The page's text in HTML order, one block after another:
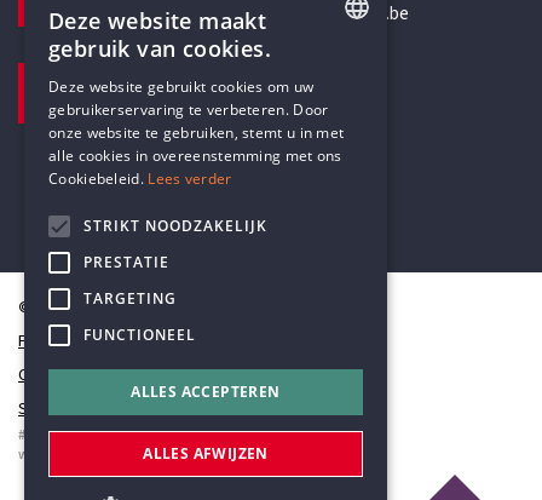
secretariaat@humanistischverbond.be
Pottenbrug 4
Antwerpen, 2000
© Humanistisch Verbond 2026
Privacy
Cookiestatement
Sitemap
#codedwithlove byCodelines
webapplicaties
mobiele apps&maatwerk websites
DUTCH
Deze website maakt
gebruik van cookies.
Deze website gebruikt cookies om uw
gebruikerservaring te verbeteren. Door
onze website te gebruiken, stemt u in met
alle cookies in overeenstemming met ons
Cookiebeleid. Lees verder
STRIKT NOODZAKELIJK
PRESTATIE
TARGETING
FUNCTIONEEL
ALLES ACCEPTEREN
ALLES AFWIJZEN